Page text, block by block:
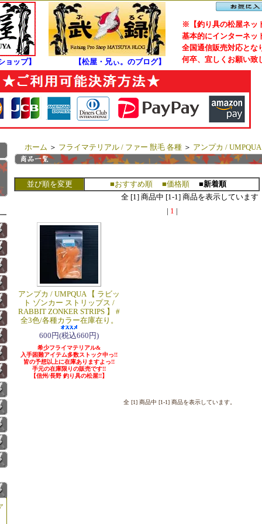
ョップ】 【松屋・兄ぃ。のブログ】
※【釣り具の松屋ネット
基本的にインターネット
全国通信販売対応となり
何卒、宜しくお願い致し
ホーム ＞ フライマテリアル / ファー 獣毛 各種 ＞ アンプカ / UMPQUA
並び順を変更 ■おすすめ順 ■価格順
■新着順
全 [1] 商品中 [1-1] 商品を表示しています
| 1 |
アンプカ / UMPQUA 【 ラビッ
ト ゾンカー ストリップス /
RABBIT ZONKER STRIPS 】 #
全3色/各種カラー在庫在り。
600円(税込660円)
希少フライマテリアル&
入手困難アイテム多数ストック中っ!!
皆の予想以上に在庫ありますよっ!!
手元の在庫限りの販売です!!
【信州/長野 釣り具の松屋!!】
全 [1] 商品中 [1-1] 商品を表示しています。